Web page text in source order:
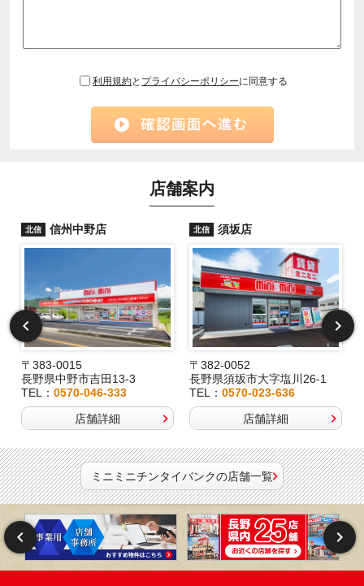
利用規約と プライバシーポリシーに同意する
店舗案内
北信 信州中野店
〒383-0015
長野県中野市吉田13-3
TEL： 0570-046-333
店舗詳細
北信 須坂店
〒382-0052
長野県須坂市大字塩川26-1
TEL：0570-023-636
店舗詳細
ミニミニチンタイバンクの店舗一覧